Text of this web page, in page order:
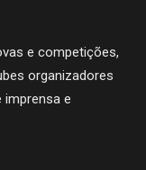
e competições,
organizadores
e